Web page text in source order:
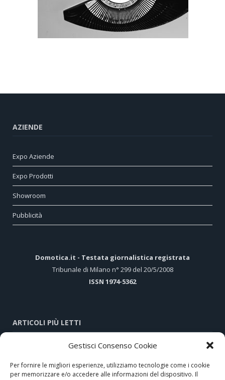
Gestisci Consenso Cookie
Per fornire le migliori esperienze, utilizziamo tecnologie come i cookie
per memorizzare e/o accedere alle informazioni del dispositivo. Il
AZIENDE
Expo Aziende
Expo Prodotti
Showroom
Pubblicità
Domotica.it - Testata giornalistica registrata
Tribunale di Milano n° 299 del 20/5/2008
ISSN 1974-5362
ARTICOLI PIÙ LETTI
Comunicatore telefonico GSM/GPRS 473-29X di DAITEM, la